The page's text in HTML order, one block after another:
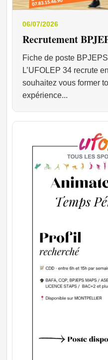
06/07/2026
Recrutement
Fiche de poste
L’UFOLEP 34 recrute
souhaitez vous former
expérience...